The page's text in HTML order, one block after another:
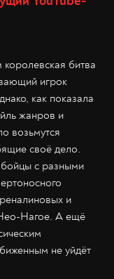
битва
игрок
как показала
жанров и
возьмутся
своё дело.
с разными
и
Нагое. А ещё
не уйдёт